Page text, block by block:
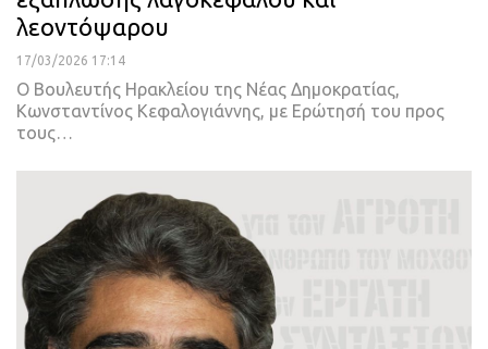
λεοντόψαρου
17/03/2026 17:14
Ο Βουλευτής Ηρακλείου της Νέας Δημοκρατίας,
Κωνσταντίνος Κεφαλογιάννης, με Ερώτησή του προς
τους…